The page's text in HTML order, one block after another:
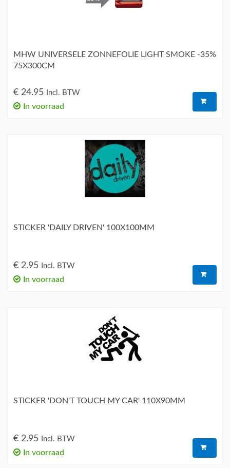
MHW UNIVERSELE ZONNEFOLIE LIGHT SMOKE -35%
75X300CM
€ 24.95 Incl. BTW
In voorraad
STICKER 'DAILY DRIVEN' 100X100MM
€ 2.95 Incl. BTW
In voorraad
STICKER 'DON'T TOUCH MY CAR' 110X90MM
€ 2.95 Incl. BTW
In voorraad